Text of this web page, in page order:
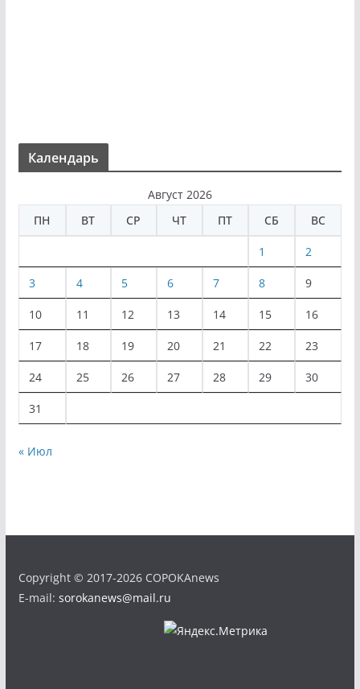
Календарь
Август 2026
ПН
ВТ СР ЧТ ПТ СБ ВС
1 2
3 4 5 6 7 8 9
10 11 12 13 14 15 16
17 18 19 20 21 22 23
24 25 26 27 28 29 30
31
« Июл
Copyright © 2017-2026 COPOKAnews
E-mail: sorokanews@mail.ru